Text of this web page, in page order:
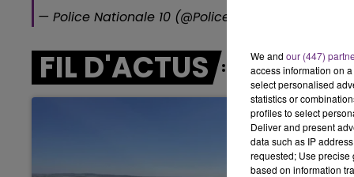
— Police Nationale 10 (@PoliceNat10)
FIL D'ACTUS We and our (447)
access information on
select personalised
statistics or
profiles to select
Deliver and present
data such as IP
requested; Use precise
based on information